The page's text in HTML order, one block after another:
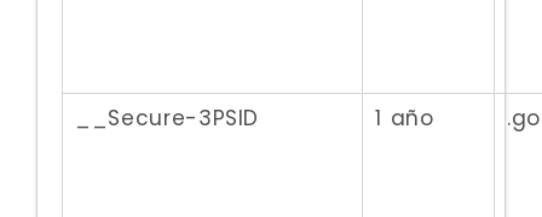
__Secure-3PSID 1 año